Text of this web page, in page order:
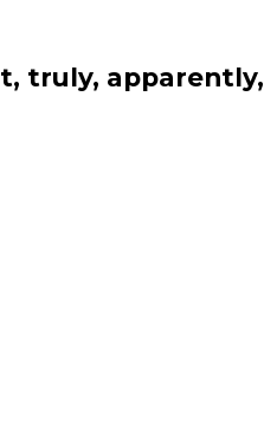
truly, apparently,